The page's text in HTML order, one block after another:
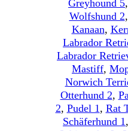
Greyhound 5,
Wolfshund 2,
Kanaan,
Labrador
Labrador
Mastiff,
Norwich
Otterhund 2,
2, Pudel 1 , Rat
Schäferhund 1 ,